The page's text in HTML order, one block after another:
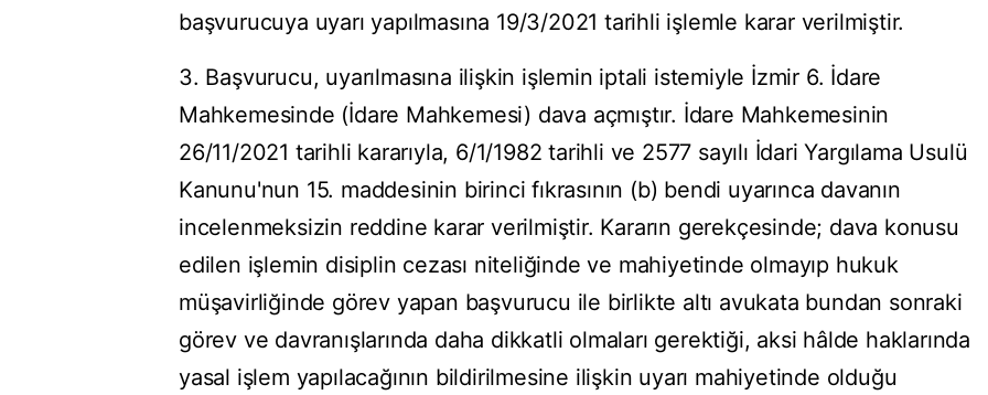
başvurucuya uyarı yapılmasına 19/3/2021 tarihli işlemle karar verilmiştir.
3. Başvurucu, uyarılmasına ilişkin işlemin iptali istemiyle İzmir 6. İdare
Mahkemesinde (İdare Mahkemesi) dava açmıştır. İdare Mahkemesinin
26/11/2021 tarihli kararıyla, 6/1/1982 tarihli ve 2577 sayılı İdari Yargılama Usulü
Kanunu'nun 15. maddesinin birinci fıkrasının (b) bendi uyarınca davanın
incelenmeksizin reddine karar verilmiştir. Kararın gerekçesinde; dava konusu
edilen işlemin disiplin cezası niteliğinde ve mahiyetinde olmayıp hukuk
müşavirliğinde görev yapan başvurucu ile birlikte altı avukata bundan sonraki
görev ve davranışlarında daha dikkatli olmaları gerektiği, aksi hâlde haklarında
yasal işlem yapılacağının bildirilmesine ilişkin uyarı mahiyetinde olduğu